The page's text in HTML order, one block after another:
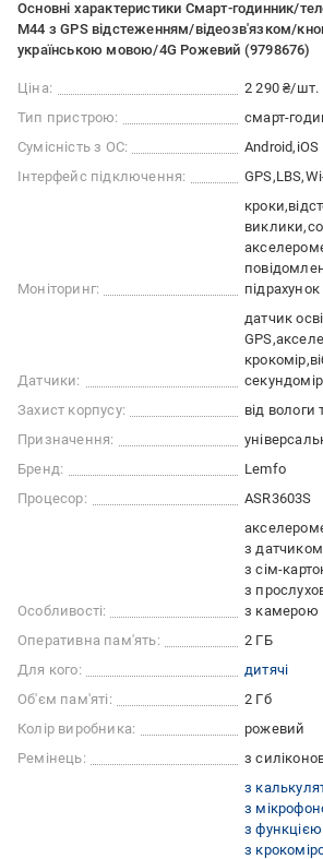
Основні характеристики Смарт-годинник/
M44 з GPS відстеженням/відеозв'язком/
українською мовою/4G Рожевий (9798676)
Ціна:
2 290 ₴/шт.
Тип пристрою:
смарт-
Сумісність з ОС:
Android iOS
Інтерфейс підключення:
GPS LBS
Моніторинг:
кроки
виклики
Датчики:
датчик
GPS
крокомір
секундомір
Захист корпусу:
від вологи
Призначення:
Бренд:
Lemfo
Процесор:
ASR3603S
Особливості:
з датчиком
з сім-
з
з камерою
Оперативна пам'ять:
2 ГБ
Для кого:
дитячі
Об'єм пам'яті:
2 Гб
Колір виробника:
рожевий
Ремінець:
з
з
з
з функцією
з